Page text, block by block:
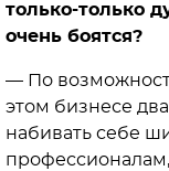
только-только
очень боятся?
— По
этом бизнесе
набивать себе
профессионалам,